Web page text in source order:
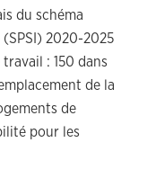
du schéma
2020-2025
: 150 dans
de la
de
pour les